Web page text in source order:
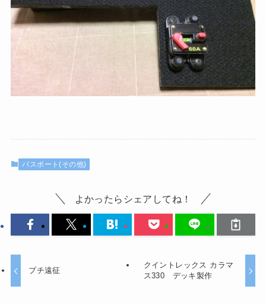
バスボート(その他)
よかったらシェアしてね！
プチ遠征
クイントレックス カラマ
ス330 デッキ製作